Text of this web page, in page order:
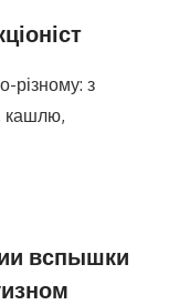
різному: з
кашлю,
вспышки